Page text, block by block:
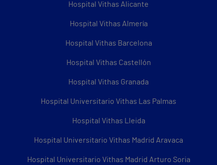
Hospital Vithas Alicante
Hospital Vithas Almería
Hospital Vithas Barcelona
Hospital Vithas Castellón
Hospital Vithas Granada
Hospital Universitario Vithas Las Palmas
Hospital Vithas Lleida
Hospital Universitario Vithas Madrid Aravaca
Hospital Universitario Vithas Madrid Arturo Soria